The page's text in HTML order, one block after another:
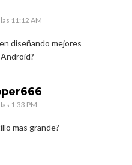
11:12 AM
diseñando mejores
1:33 PM
mas grande?